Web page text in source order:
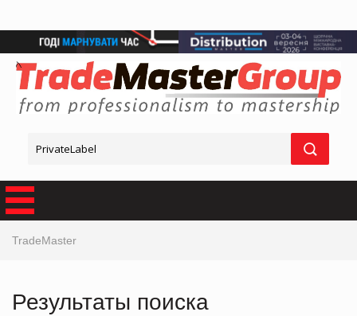
TradeMaster
Результаты поиска